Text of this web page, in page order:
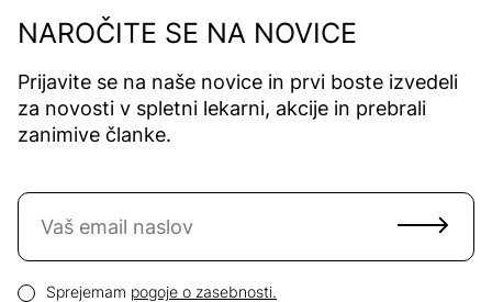
NAROČITE SE NA NOVICE
Prijavite se na naše novice in prvi boste izvedeli
za novosti v spletni lekarni, akcije in prebrali
zanimive članke.
Naročite se na novice
Pogoji zasebnosti
Sprejemam pogoje o zasebnosti.